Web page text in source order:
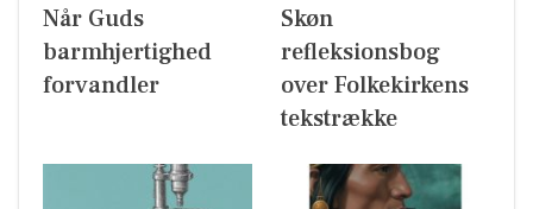
Når Guds
barmhjertighed
forvandler
Skøn
refleksionsbog
over Folkekirkens
tekstrække